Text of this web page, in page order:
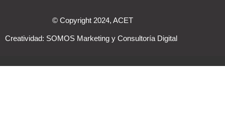
© Copyright 2024, ACET
Creatividad: SOMOS Marketing y Consultoría Digital